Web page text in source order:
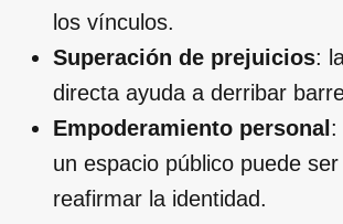
los vínculos.
Superación de prejuicios:
directa ayuda a derribar
Empoderamiento personal :
un espacio público puede
reafirmar la identidad.